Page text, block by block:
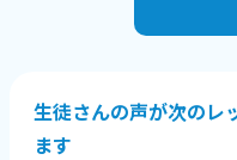
生徒さんの声が次のレ
ます